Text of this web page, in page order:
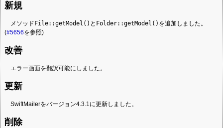
新規
メソッド File::getModel() と Folder::getModel() を追加しました。
(#5656を参照)
改善
エラー画面を翻訳可能にしました。
更新
SwiftMailerをバージョン4.3.1に更新しました。
削除